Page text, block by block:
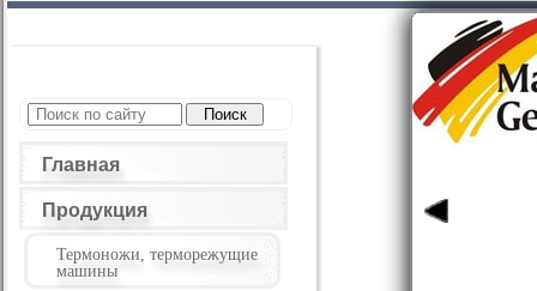
Главная
Продукция
Термоножи, терморежущие
машины